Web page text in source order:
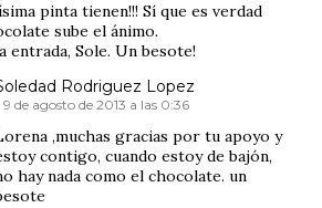
pinta tienen!!! Sí que es verdad
sube el ánimo.
entrada, Sole. Un besote!
Rodriguez Lopez
9 de agosto de 2013 a las 0:36
,muchas gracias por tu apoyo y
contigo, cuando estoy de bajón,
hay nada como el chocolate. un